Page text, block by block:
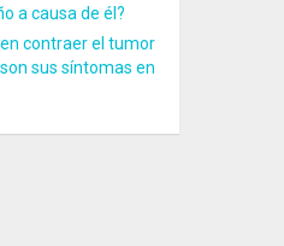
a causa de él?
contraer el tumor
sus síntomas en